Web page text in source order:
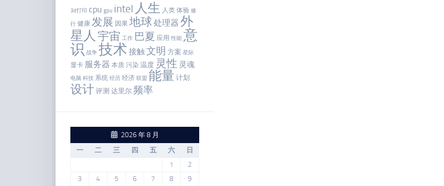
3d打印 cpu gpu intel 人生 人类 体验 修
行 健康 发展 因果 地球 处理器 外
星人 宇宙 工作 巴夏 应用 性能 意
识 战争 技术 接触文明 方案 星际
显卡 服务器 本质 污染 温度 灵性 灵魂
电脑 科技 系统 经历 经济 联盟 能量 计划
设计评测 达里尔频率
2026 年 8 月
一
二 三 四 五 六
日
1
2
3
4 5 6 7 8
9